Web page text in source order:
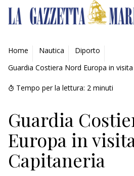
AMBIENTE
MOBILITÀ
INDUSTRIA
RICERCA
ECONOMIA
TURISMO
Home Nautica
Diporto
Guardia Costiera Nord Europa in
Tempo per la lettura: 2 minuti
Guardia
Europa in
Capitaneria